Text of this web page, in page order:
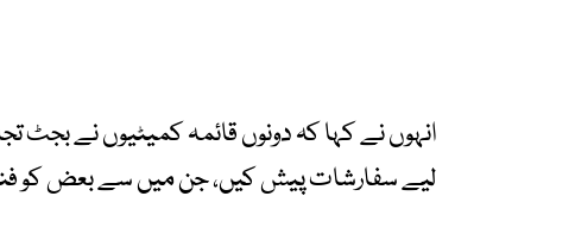
انہوں نے کہا کہ دونوں قائمہ کمیٹیوں نے بجٹ
لیے سفارشات پیش کیں، جن میں سے بعض کو فنانس بل 2026 میں شامل کرنے